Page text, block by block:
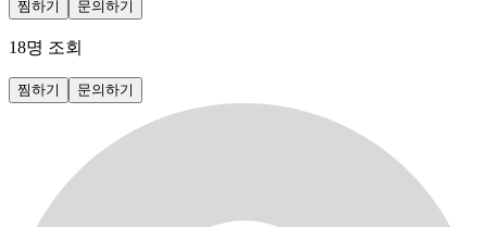
찜하기 문의하기
18명 조회
찜하기 문의하기